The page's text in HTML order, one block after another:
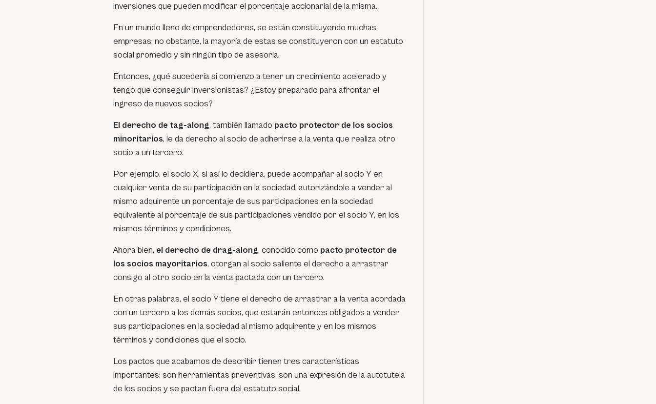
inversiones que pueden modificar el porcentaje accionarial de la misma.
En un mundo lleno de emprendedores, se están constituyendo muchas
empresas; no obstante, la mayoría de estas se constituyeron con un estatuto
social promedio y sin ningún tipo de asesoría.
Entonces, ¿qué sucedería si comienzo a tener un crecimiento acelerado y
tengo que conseguir inversionistas? ¿Estoy preparado para afrontar el
ingreso de nuevos socios?
El derecho de tag-along, también llamado pacto protector de los socios
minoritarios, le da derecho al socio de adherirse a la venta que realiza otro
socio a un tercero.
Por ejemplo, el socio X, si así lo decidiera, puede acompañar al socio Y en
cualquier venta de su participación en la sociedad, autorizándole a vender al
mismo adquirente un porcentaje de sus participaciones en la sociedad
equivalente al porcentaje de sus participaciones vendido por el socio Y, en los
mismos términos y condiciones.
Ahora bien, el derecho de drag-along, conocido como pacto protector de
los socios mayoritarios, otorgan al socio saliente el derecho a arrastrar
consigo al otro socio en la venta pactada con un tercero.
En otras palabras, el socio Y tiene el derecho de arrastrar a la venta acordada
con un tercero a los demás socios, que estarán entonces obligados a vender
sus participaciones en la sociedad al mismo adquirente y en los mismos
términos y condiciones que el socio.
Los pactos que acabamos de describir tienen tres características
importantes: son herramientas preventivas, son una expresión de la autotutela
de los socios y se pactan fuera del estatuto social.